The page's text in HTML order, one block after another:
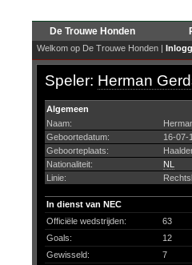
De Trouwe Honden
Welkom op De Trouwe Honden |
Speler: Herman
Algemeen
Naam:
Geboortedatum:
16-07-
Geboorteplaats:
Nationaliteit:
NL
Linie:
In dienst van NEC
Officiële wedstrijden:
63
Goals:
12
Gewisseld:
7